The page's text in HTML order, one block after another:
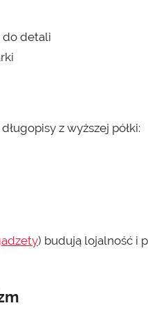
do detali
z wyższej półki:
) budują lojalność i